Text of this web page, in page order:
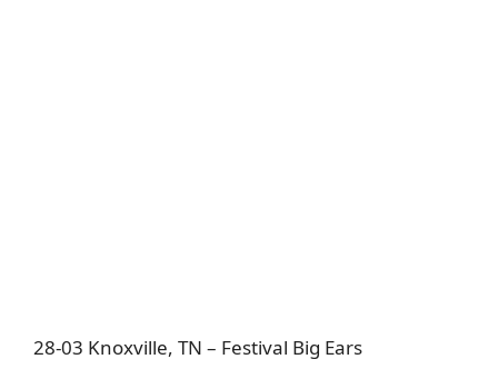
28-03 Knoxville, TN – Festival Big Ears